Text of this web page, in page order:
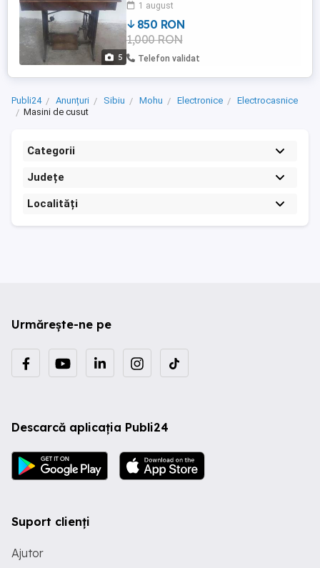
5
1 august
850 RON
1,000 RON
Telefon validat
Publi24 Anunțuri Sibiu Mohu Electronice
Electrocasnice
Masini de cusut
Categorii
Județe
Localități
Urmărește-ne pe
Descarcă aplicația Publi24
Suport clienți
Ajutor